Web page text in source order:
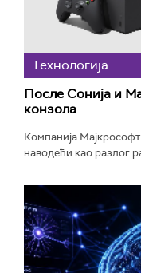
Технологијa
После Сонија и
конзола
Компанија
наводећи као разлог